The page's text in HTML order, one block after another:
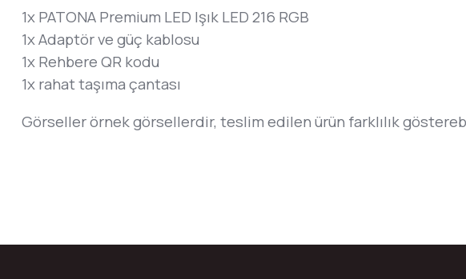
1x PATONA Premium LED Işık LED 216 RGB
1x Adaptör ve güç kablosu
1x Rehbere QR kodu
1x rahat taşıma çantası
Görseller örnek görsellerdir, teslim edilen ürün farklılık